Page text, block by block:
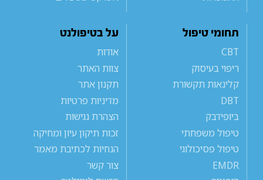
תחומי טיפול
CBT
ריפוי בעיסוק
קלינאות תקשורת
DBT
ביופידבק
טיפול משפחתי
טיפול פסיכולוגי
EMDR
על בטיפולנט
אודות
צוות האתר
תקנון אתר
מדיניות פרטיות
הצהרת נגישות
זכות תיקון עיון ומחיקה
הנחיות לכתיבת מאמר
צור קשר